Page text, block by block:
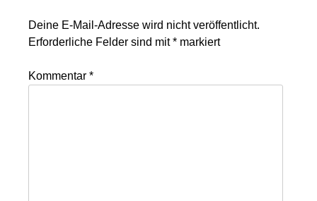
Deine E-Mail-Adresse wird nicht veröffentlicht.
Erforderliche Felder sind mit* markiert
Kommentar*